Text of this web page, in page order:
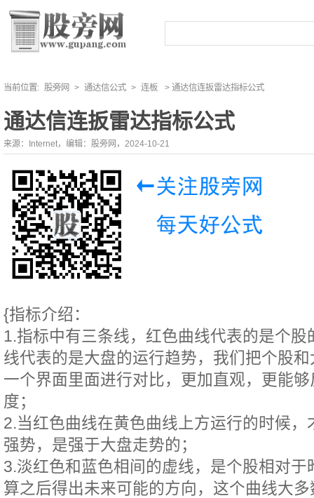
当前位置: 股旁网 > 通达信公式 > 连板 > 通达信连扳雷达指标公式
通达信连扳雷达指标公式
来源：Internet，编辑：股旁网，2024-10-21
{指标介绍：
1.指标中有三条线，红色曲线代表的是个股
线代表的是大盘的运行趋势，我们把个股
一个界面里面进行对比，更加直观，更能
度；
2.当红色曲线在黄色曲线上方运行的时候，
强势，是强于大盘走势的；
3.淡红色和蓝色相间的虚线，是个股相对于
算之后得出未来可能的方向，这个曲线大